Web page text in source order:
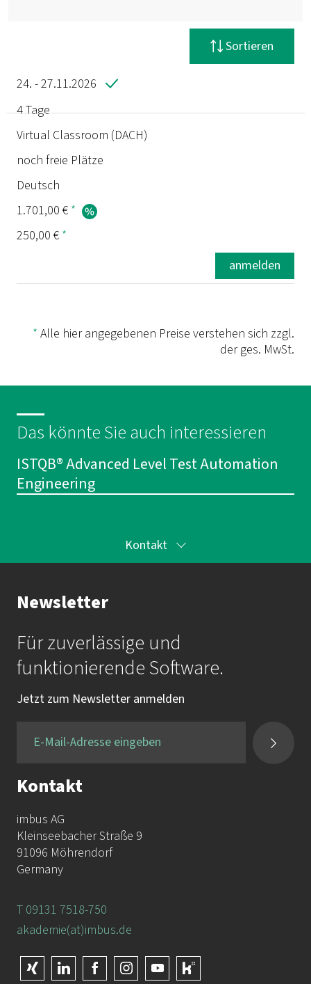
Filter zurücksetzen
Sortieren
Termin
Dauer
Ort
Status
Sprache
24. - 27.11.2026
4 Tage
Virtual Classroom (DACH)
noch freie Plätze
Deutsch
1.701,00 € *
250,00 € *
anmelden
* Alle hier angegebenen Preise verstehen sich zzgl.
der ges. MwSt.
Das könnte Sie auch interessieren
ISTQB® Advanced Level Test Automation
Engineering
Kontakt
Ihr Kontakt zur Akademie
Frau Katrin Krauß
Mail: akademie@imbus.de
Tel.:
+49 9131 / 7518-750
Newsletter
Für zuverlässige und
funktionierende Software.
Jetzt zum Newsletter anmelden
Kontakt
imbus AG
Kleinseebacher Straße 9
91096 Möhrendorf
Germany
T 09131 7518-750
akademie(at)imbus.de